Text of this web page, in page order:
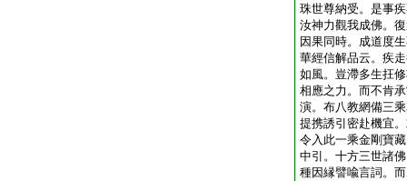
珠世尊納受。是事
汝神力觀我成佛。
因果同時。成道度
華經信解品云。疾
如風。豈滯多生抂
相應之力。而不肯
演。布八教網備三
提携誘引密赴機宜
令入此一乘金剛寶
中引。十方三世諸
種因縁譬喩言詞。